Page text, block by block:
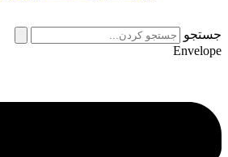
جستجو
Envelope